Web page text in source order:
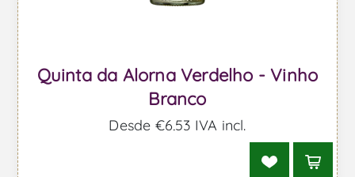
Quinta da Alorna Verdelho - Vinho
Branco
Desde €6,53 IVA incl.